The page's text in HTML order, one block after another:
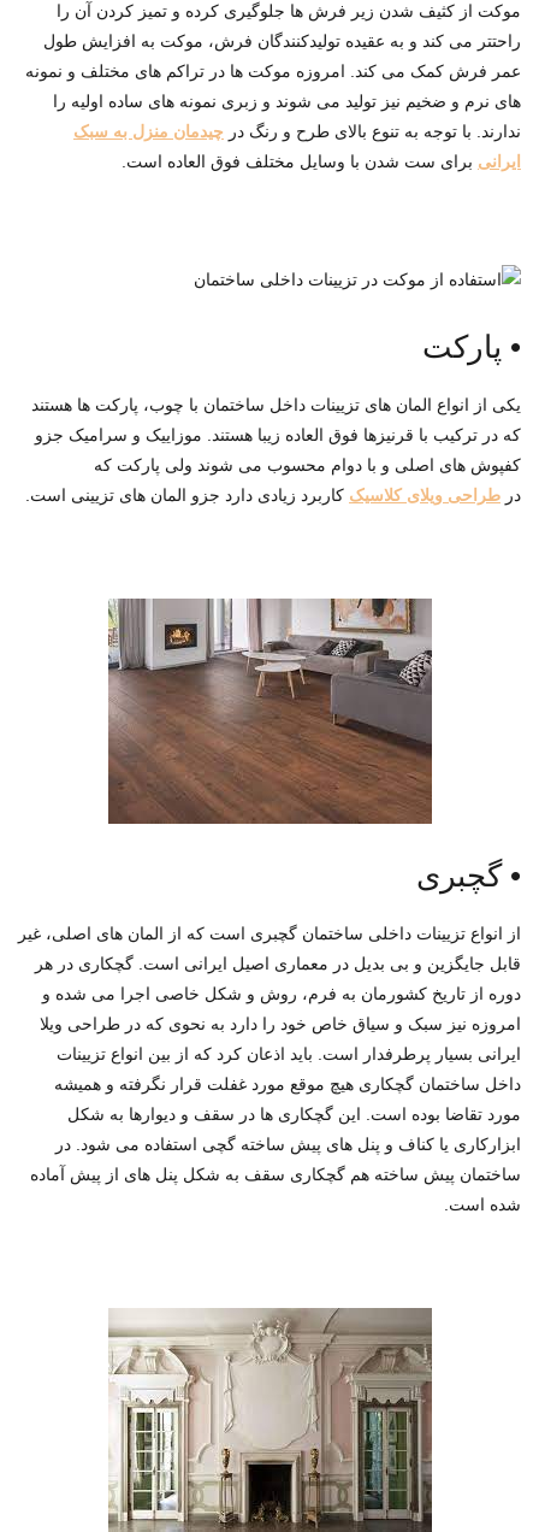
موکت از کثیف شدن زیر فرش ها جلوگیری کرده و تمیز کردن آن را
راحتتر می کند و به عقیده تولیدکنندگان فرش، موکت به افزایش طول
عمر فرش کمک می کند. امروزه موکت ها در تراکم های مختلف و نمونه
های نرم و ضخیم نیز تولید می شوند و زبری نمونه های ساده اولیه را
ندارند. با توجه به تنوع بالای طرح و رنگ در چیدمان منزل به سبک
ایرانی برای ست شدن با وسایل مختلف فوق العاده است.
• پارکت
یکی از انواع المان های تزیینات داخل ساختمان با چوب، پارکت ها هستند
که در ترکیب با قرنیزها فوق العاده زیبا هستند. موزاییک و سرامیک جزو
کفپوش های اصلی و با دوام محسوب می شوند ولی پارکت که
در طراحی ویلای کلاسیک کاربرد زیادی دارد جزو المان های تزیینی است.
• گچبری
از انواع تزیینات داخلی ساختمان گچبری است که از المان های اصلی، غیر
قابل جایگزین و بی بدیل در معماری اصیل ایرانی است. گچکاری در هر
دوره از تاریخ کشورمان به فرم، روش و شکل خاصی اجرا می شده و
امروزه نیز سبک و سیاق خاص خود را دارد به نحوی که در طراحی ویلا
ایرانی بسیار پرطرفدار است. باید اذعان کرد که از بین انواع تزیینات
داخل ساختمان گچکاری هیچ موقع مورد غفلت قرار نگرفته و همیشه
مورد تقاضا بوده است. این گچکاری ها در سقف و دیوارها به شکل
ابزارکاری یا کناف و پنل های پیش ساخته گچی استفاده می شود. در
ساختمان پیش ساخته هم گچکاری سقف به شکل پنل های از پیش آماده
شده است.
نوشتن ایمیل اختیاری می باشد
ثبت سفارش